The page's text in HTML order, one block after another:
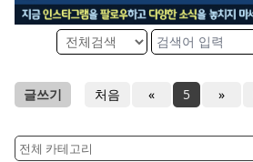
글쓰기 처음 « 5 »